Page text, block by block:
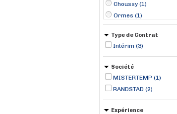
Choussy (1)
Ormes (1)
Wissous (1)
Type de Contrat
Intérim (3)
Société
MISTERTEMP (1)
RANDSTAD (2)
Expérience